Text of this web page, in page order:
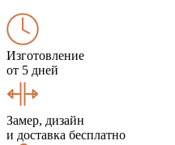
Изготовление
от 5 дней
Замер, дизайн
и доставка бесплатно